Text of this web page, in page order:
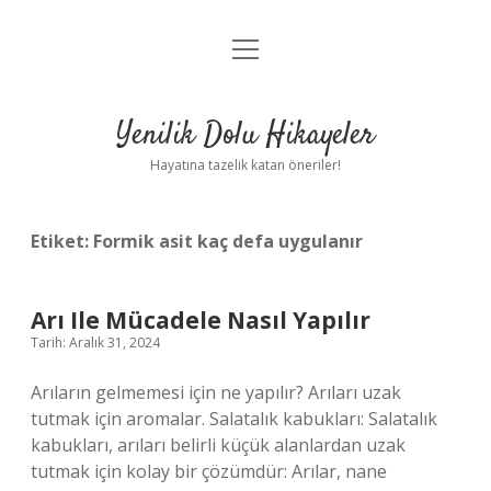
Anasayfa
Yasal Uyarı
menüyü
Yenilik Dolu Hikayeler
Hayatına tazelik katan öneriler!
Etiket: Formik asit kaç defa uygulanır
Arı Ile Mücadele Nasıl Yapılır
Tarih: Aralık 31, 2024
Arıların gelmemesi için ne yapılır? Arıları uzak
tutmak için aromalar. Salatalık kabukları: Salatalık
kabukları, arıları belirli küçük alanlardan uzak
tutmak için kolay bir çözümdür: Arılar, nane